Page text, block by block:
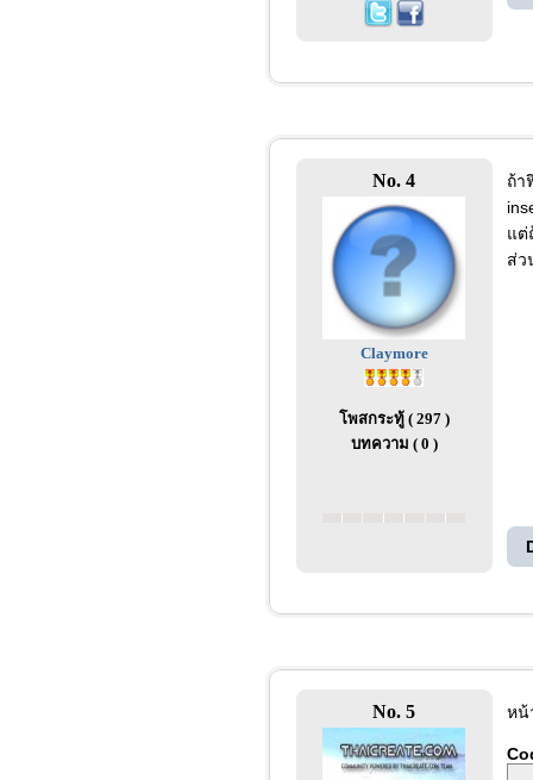
No. 4
Claymore
โพสกระทู้ ( 297 )
บทความ ( 0 )
ถ้า
แต่
ส่ว
No. 5 หน้